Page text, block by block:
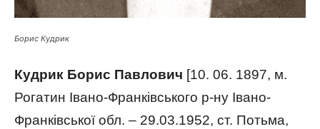
Борис Кудрик
Кудрик Борис Павлович [10. 06. 1897, м.
Рогатин Івано-Франківського р-ну Івано-
Франківської обл. – 29.03.1952, ст. Потьма,